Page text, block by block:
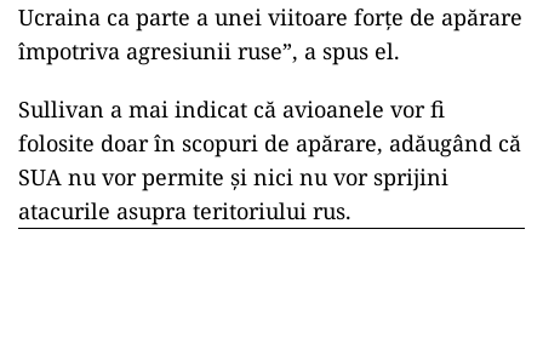
Ucraina ca parte a unei viitoare forţe de apărare
împotriva agresiunii ruse”, a spus el.
Sullivan a mai indicat că avioanele vor fi
folosite doar în scopuri de apărare, adăugând că
SUA nu vor permite şi nici nu vor sprijini
atacurile asupra teritoriului rus.